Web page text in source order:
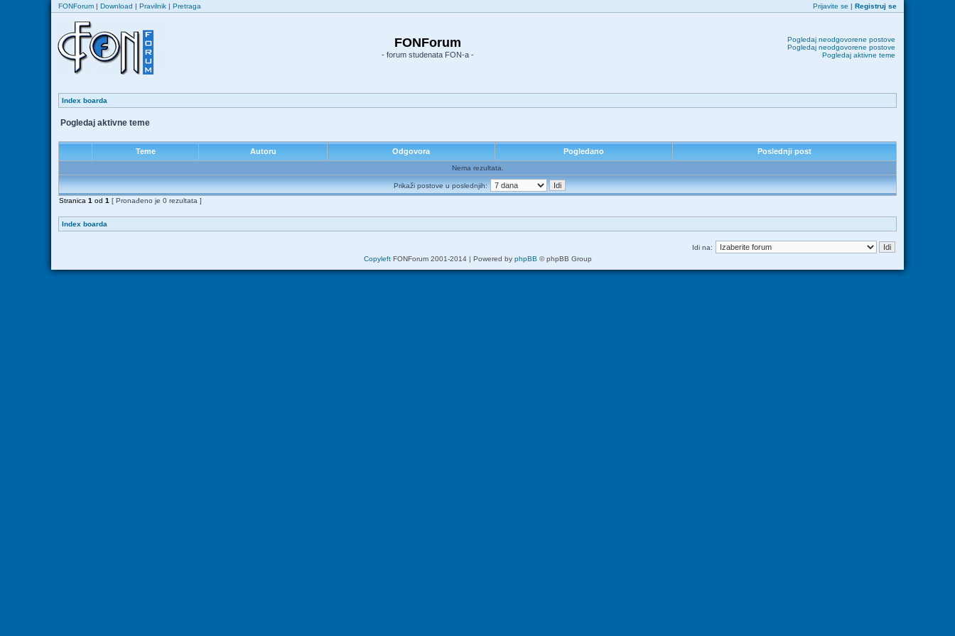
FONForum | Download | Pravilnik | Pretraga Prijavite se | Registruj se
FONForum
- forum studenata FON-a -
Pogledaj neodgovorene postove
Pogledaj neodgovorene postove
Pogledaj aktivne teme
Index boarda
Pogledaj aktivne teme
Teme Autoru Odgovora Pogledano Poslednji post
Nema rezultata.
Prikaži postove u poslednjih:
Stranica 1 od 1 [ Pronađeno je 0 rezultata ]
Index boarda
Idi na:
CopyleftFONForum 2001-2014 | Powered by phpBB © phpBB Group